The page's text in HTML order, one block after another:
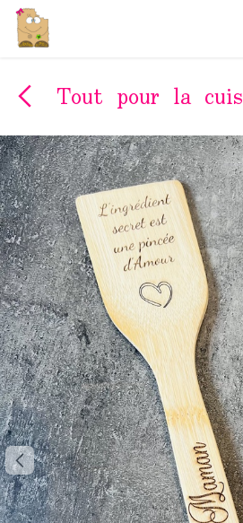
Se rendre au contenu
Tout pour la